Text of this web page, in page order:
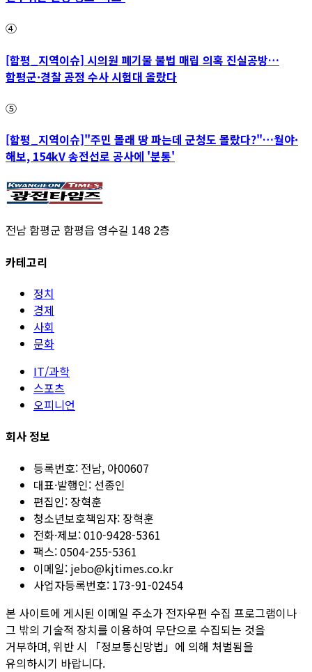
④
[함평_지역이슈] 시의원 폐기물 불법 매립 의혹 진실공방…
함평군·경찰 공정 수사 시험대 올랐다
⑤
[함평_지역이슈]"주민 몰래 땅 파는데 군청도 몰랐다?"…월야·
해보, 154kV 송전선로 공사에 '분통'
전남 함평군 함평읍 영수길 148 2층
카테고리
정치
경제
사회
문화
IT/과학
스포츠
오피니언
회사 정보
등록번호: 전남, 아00607
대표·발행인: 선종인
편집인: 장혁훈
청소년보호책임자: 장혁훈
전화·제보:010-9428-5361
팩스:0504-255-5361
이메일: jebo@kjtimes.co.kr
사업자등록번호: 173-91-02454
본 사이트에 게시된 이메일 주소가 전자우편 수집 프로그램이나
그 밖의 기술적 장치를 이용하여 무단으로 수집되는 것을
거부하며, 위반 시 「정보통신망법」에 의해 처벌됨을
유의하시기 바랍니다.